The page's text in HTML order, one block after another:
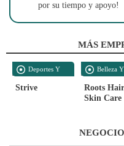
por su tiempo y apoyo!
MÁS
Deportes Y
Recreación
Strive
Belleza Y
Cuidado
Roots
Skin Care